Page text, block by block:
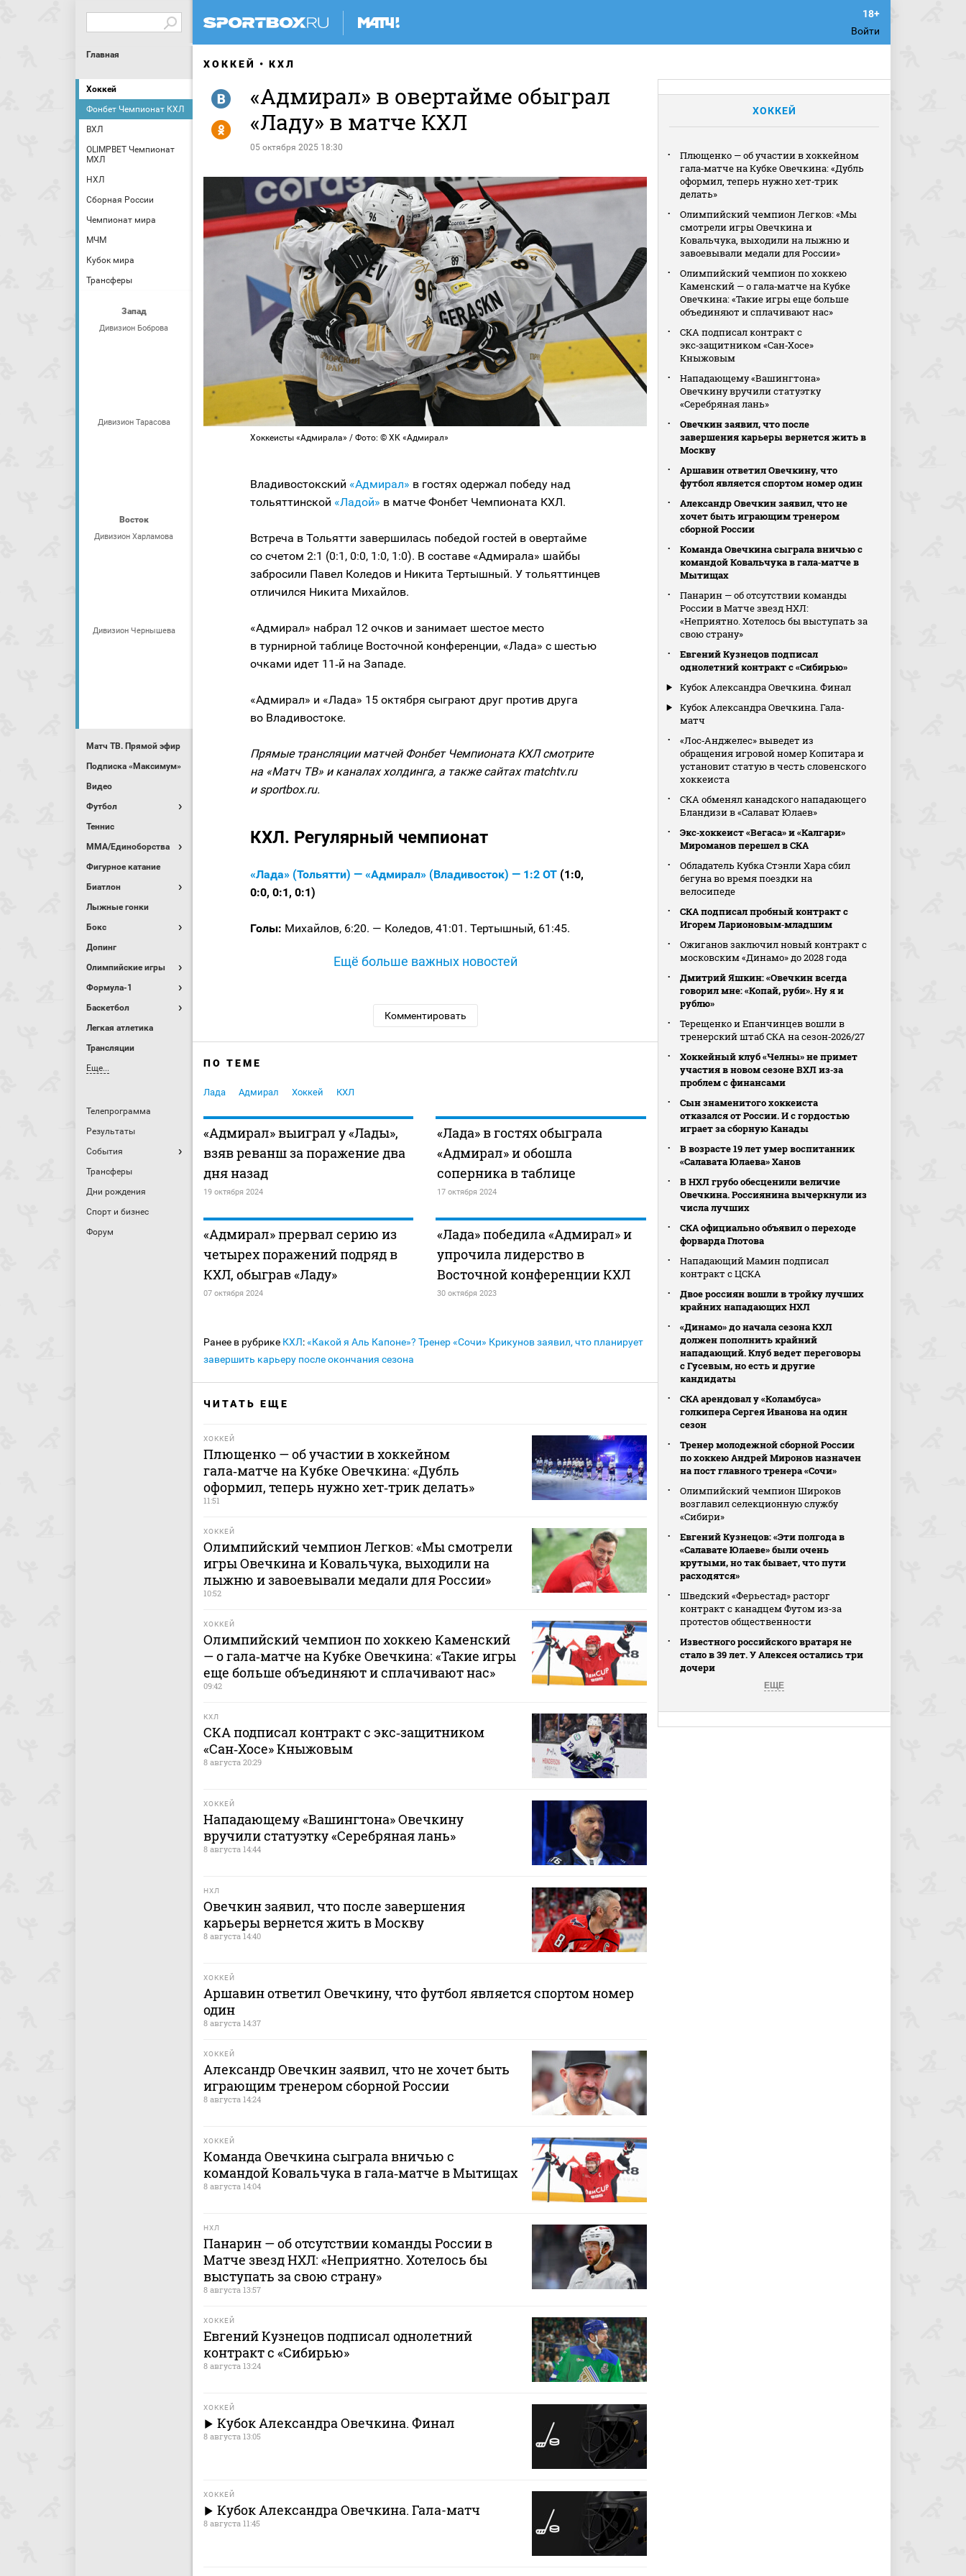
Войти
Главная
Хоккей
Фонбет Чемпионат КХЛ
ВХЛ
OLIMPBET Чемпионат
МХЛ
НХЛ
Сборная России
Чемпионат мира
МЧМ
Кубок мира
Трансферы
Запад
Дивизион Боброва
Дивизион Тарасова
Восток
Дивизион Харламова
Дивизион Чернышева
Матч ТВ. Прямой эфир
Подписка «Максимум»
Видео
Футбол
Теннис
MMA/Единоборства
Фигурное катание
Биатлон
Лыжные гонки
Бокс
Допинг
Олимпийские игры
Формула-1
Баскетбол
Легкая атлетика
Трансляции
Еще...
Телепрограмма
Результаты
События
Трансферы
Дни рождения
Спорт и бизнес
Форум
ХОККЕЙ КХЛ
«Адмирал» в овертайме обыграл
«Ладу» в матче КХЛ
05 октября 2025 18:30
R
Y
Хоккеисты «Адмирала» / Фото: © ХК «Адмирал»
Владивостокский «Адмирал» в гостях одержал победу над
тольяттинской «Ладой» в матче Фонбет Чемпионата КХЛ.
Встреча в Тольятти завершилась победой гостей в овертайме
со счетом 2:1 (0:1, 0:0, 1:0, 1:0). В составе «Адмирала» шайбы
забросили Павел Коледов и Никита Тертышный. У тольяттинцев
отличился Никита Михайлов.
«Адмирал» набрал 12 очков и занимает шестое место
в турнирной таблице Восточной конференции, «Лада» с шестью
очками идет 11‑й на Западе.
«Адмирал» и «Лада» 15 октября сыграют друг против друга
во Владивостоке.
Прямые трансляции матчей Фонбет Чемпионата КХЛ смотрите
на «Матч ТВ» и каналах холдинга, а также сайтах matchtv.ru
и sportbox.ru.
КХЛ. Регулярный чемпионат
«Лада» (Тольятти) — «Адмирал» (Владивосток) — 1:2 ОТ (1:0,
0:0, 0:1, 0:1)
Голы: Михайлов, 6:20. — Коледов, 41:01. Тертышный, 61:45.
Ещё больше важных новостей
Комментировать
ПО ТЕМЕ
Лада Адмирал Хоккей КХЛ
«Адмирал» выиграл у «Лады»,
взяв реванш за поражение два
дня назад
19 октября 2024
«Лада» в гостях обыграла
«Адмирал» и обошла
соперника в таблице
17 октября 2024
«Адмирал» прервал серию из
четырех поражений подряд в
КХЛ, обыграв «Ладу»
07 октября 2024
«Лада» победила «Адмирал» и
упрочила лидерство в
Восточной конференции КХЛ
30 октября 2023
Ранее в рубрике КХЛ:«Какой я Аль Капоне»? Тренер «Сочи» Крикунов заявил, что планирует
завершить карьеру после окончания сезона
ЧИТАТЬ ЕЩЕ
ХОККЕЙ
Плющенко — об участии в хоккейном
гала‑матче на Кубке Овечкина: «Дубль
оформил, теперь нужно хет‑трик делать»
11:51
ХОККЕЙ
Олимпийский чемпион Легков: «Мы смотрели
игры Овечкина и Ковальчука, выходили на
лыжню и завоевывали медали для России»
10:52
ХОККЕЙ
Олимпийский чемпион по хоккею Каменский
— о гала‑матче на Кубке Овечкина: «Такие игры
еще больше объединяют и сплачивают нас»
09:42
КХЛ
СКА подписал контракт с экс‑защитником
«Сан‑Хосе» Кныжовым
8 августа 20:29
ХОККЕЙ
Нападающему «Вашингтона» Овечкину
вручили статуэтку «Серебряная лань»
8 августа 14:44
НХЛ
Овечкин заявил, что после завершения
карьеры вернется жить в Москву
8 августа 14:40
ХОККЕЙ
Аршавин ответил Овечкину, что футбол является спортом номер
один
8 августа 14:37
ХОККЕЙ
Александр Овечкин заявил, что не хочет быть
играющим тренером сборной России
8 августа 14:24
ХОККЕЙ
Команда Овечкина сыграла вничью с
командой Ковальчука в гала‑матче в Мытищах
8 августа 14:04
НХЛ
Панарин — об отсутствии команды России в
Матче звезд НХЛ: «Неприятно. Хотелось бы
выступать за свою страну»
8 августа 13:57
ХОККЕЙ
Евгений Кузнецов подписал однолетний
контракт с «Сибирью»
8 августа 13:24
ХОККЕЙ
Кубок Александра Овечкина. Финал
8 августа 13:05
ХОККЕЙ
Кубок Александра Овечкина. Гала-матч
8 августа 11:45
ХОККЕЙ
Плющенко — об участии в хоккейном
гала‑матче на Кубке Овечкина: «Дубль
оформил, теперь нужно хет‑трик
делать»
Олимпийский чемпион Легков: «Мы
смотрели игры Овечкина и
Ковальчука, выходили на лыжню и
завоевывали медали для России»
Олимпийский чемпион по хоккею
Каменский — о гала‑матче на Кубке
Овечкина: «Такие игры еще больше
объединяют и сплачивают нас»
СКА подписал контракт с
экс‑защитником «Сан‑Хосе»
Кныжовым
Нападающему «Вашингтона»
Овечкину вручили статуэтку
«Серебряная лань»
Овечкин заявил, что после
завершения карьеры вернется жить в
Москву
Аршавин ответил Овечкину, что
футбол является спортом номер один
Александр Овечкин заявил, что не
хочет быть играющим тренером
сборной России
Команда Овечкина сыграла вничью с
командой Ковальчука в гала‑матче в
Мытищах
Панарин — об отсутствии команды
России в Матче звезд НХЛ:
«Неприятно. Хотелось бы выступать за
свою страну»
Евгений Кузнецов подписал
однолетний контракт с «Сибирью»
Кубок Александра Овечкина. Финал
Кубок Александра Овечкина. Гала-
матч
«Лос‑Анджелес» выведет из
обращения игровой номер Копитара и
установит статую в честь словенского
хоккеиста
СКА обменял канадского нападающего
Бландизи в «Салават Юлаев»
Экс‑хоккеист «Вегаса» и «Калгари»
Мироманов перешел в СКА
Обладатель Кубка Стэнли Хара сбил
бегуна во время поездки на
велосипеде
СКА подписал пробный контракт с
Игорем Ларионовым‑младшим
Ожиганов заключил новый контракт с
московским «Динамо» до 2028 года
Дмитрий Яшкин: «Овечкин всегда
говорил мне: «Копай, руби». Ну я и
рублю»
Терещенко и Епанчинцев вошли в
тренерский штаб СКА на сезон‑2026/27
Хоккейный клуб «Челны» не примет
участия в новом сезоне ВХЛ из‑за
проблем с финансами
Сын знаменитого хоккеиста
отказался от России. И с гордостью
играет за сборную Канады
В возрасте 19 лет умер воспитанник
«Салавата Юлаева» Ханов
В НХЛ грубо обесценили величие
Овечкина. Россиянина вычеркнули из
числа лучших
СКА официально объявил о переходе
форварда Глотова
Нападающий Мамин подписал
контракт с ЦСКА
Двое россиян вошли в тройку лучших
крайних нападающих НХЛ
«Динамо» до начала сезона КХЛ
должен пополнить крайний
нападающий. Клуб ведет переговоры
с Гусевым, но есть и другие
кандидаты
СКА арендовал у «Коламбуса»
голкипера Сергея Иванова на один
сезон
Тренер молодежной сборной России
по хоккею Андрей Миронов назначен
на пост главного тренера «Сочи»
Олимпийский чемпион Широков
возглавил селекционную службу
«Сибири»
Евгений Кузнецов: «Эти полгода в
«Салавате Юлаеве» были очень
крутыми, но так бывает, что пути
расходятся»
Шведский «Ферьестад» расторг
контракт с канадцем Футом из‑за
протестов общественности
Известного российского вратаря не
стало в 39 лет. У Алексея остались три
дочери
ЕЩЕ